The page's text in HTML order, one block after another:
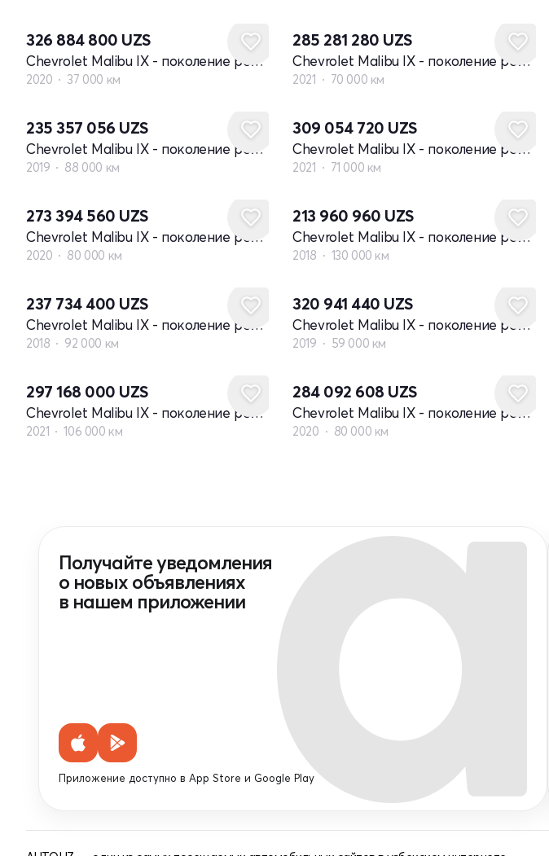
326 884 800 UZS
Chevrolet Malibu IX - поколение рестайлинг
2020 37 000 км
285 281 280 UZS
Chevrolet Malibu IX - поколение рестайлинг
2021 70 000 км
235 357 056 UZS
Chevrolet Malibu IX - поколение рестайлинг
2019 88 000 км
309 054 720 UZS
Chevrolet Malibu IX - поколение рестайлинг
2021 71 000 км
273 394 560 UZS
Chevrolet Malibu IX - поколение рестайлинг
2020 80 000 км
213 960 960 UZS
Chevrolet Malibu IX - поколение рестайлинг
2018 130 000 км
237 734 400 UZS
Chevrolet Malibu IX - поколение рестайлинг
2018 92 000 км
320 941 440 UZS
Chevrolet Malibu IX - поколение рестайлинг
2019 59 000 км
297 168 000 UZS
Chevrolet Malibu IX - поколение рестайлинг
2021 106 000 км
284 092 608 UZS
Chevrolet Malibu IX - поколение рестайлинг
2020 80 000 км
Получайте уведомления
о новых объявлениях
в нашем приложении
Приложение доступно в App Store и Google Play